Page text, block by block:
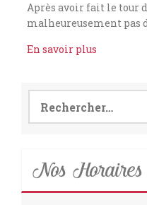
Après avoir fait le tour
malheureusement pas
En savoir plus
Nos Horaires